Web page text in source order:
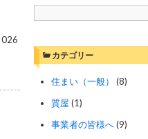
026
カテゴリー
住まい（一般）
(8)
質屋 (1)
事業者の皆様へ(9)